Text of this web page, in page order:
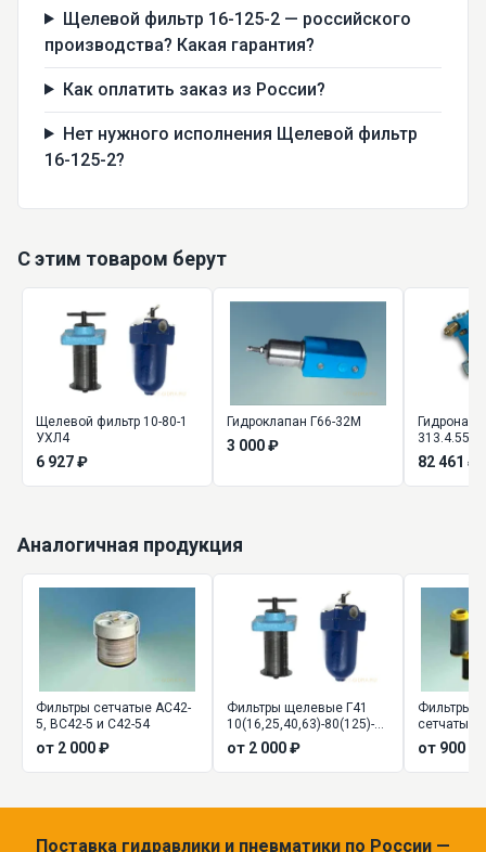
Щелевой фильтр 16-125-2 — российского
производства? Какая гарантия?
Как оплатить заказ из России?
Нет нужного исполнения Щелевой фильтр
16-125-2?
С этим товаром берут
Щелевой фильтр 10-80-1
УХЛ4
6 927 ₽
Гидроклапан Г66-32М
3 000 ₽
82 461 ₽
Аналогичная продукция
Фильтры сетчатые АС42-
5, ВС42-5 и С42-54
от 2 000 ₽
Фильтры щелевые Г41
10(16,25,40,63)-80(125)-1К,
от 2 000 ₽
Фильтры
сетчатые
160 (80) - 2
от 900 ₽
Поставка гидравлики и пневматики по России —